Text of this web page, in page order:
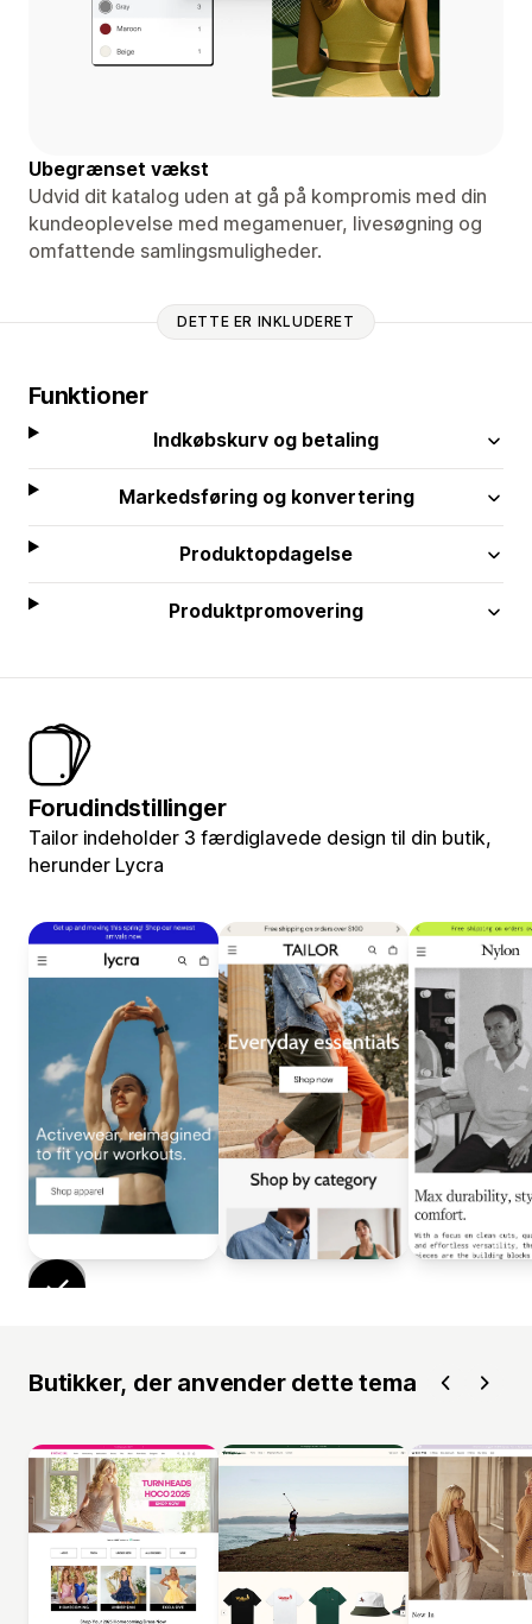
Ubegrænset vækst
Udvid dit katalog uden at gå på kompromis med din
kundeoplevelse med megamenuer, livesøgning og
omfattende samlingsmuligheder.
DETTE ER INKLUDERET
Funktioner
Indkøbskurv og betaling
Markedsføring og konvertering
Produktopdagelse
Produktpromovering
Forudindstillinger
Tailor indeholder 3 færdiglavede design til din butik,
herunder Lycra
Butikker, der anvender dette tema